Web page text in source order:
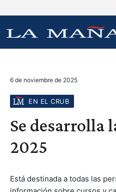
6 de noviembre de 2025
EN EL CRUB
Se desarrolla
2025
Está destinada a todas las